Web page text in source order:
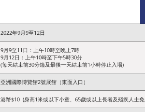
2022年9月9至12日
9月9至11日：上午10時至晚上7時
9月12日：上午10時至下午5時30分
(每天結束前30分鐘及最後一天結束前1小時停止入場)
亞洲國際博覽館2號展館（東面入口）
港幣$10 (身高1米或以下小童、65歲或以上長者及殘疾人士